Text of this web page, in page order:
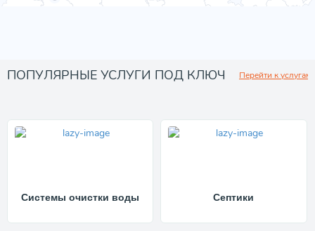
ПОПУЛЯРНЫЕ УСЛУГИ ПОД КЛЮЧ Перейти к услугам
Системы очистки воды Септики